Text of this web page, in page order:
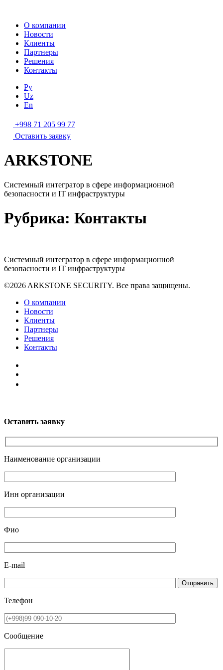
О компании
Новости
Клиенты
Партнеры
Решения
Контакты
Ру
Uz
En
+998 71 205 99 77
Оставить заявку
ARKSTONE
Системный интегратор в сфере информационной
безопасности и IT инфраструктуры
Рубрика: Контакты
Системный интегратор в сфере информационной
безопасности и IT инфраструктуры
©2026 ARKSTONE SECURITY. Все права защищены.
О компании
Новости
Клиенты
Партнеры
Решения
Контакты
Оставить заявку
Наименование организации
Инн организации
Фио
E-mail
Отправить
Телефон
Сообщение